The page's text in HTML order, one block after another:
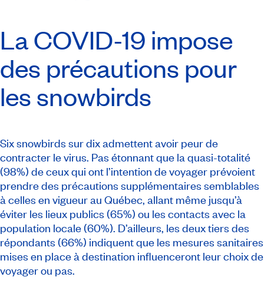
La COVID-19 impose
des précautions pour
lessnowbirds
Sixsnowbirds sur dix admettent avoir peur de
contracter le virus. Pas étonnant que la quasi-totalité
(98%) de ceux qui ont l’intention de voyager prévoient
prendre des précautions supplémentaires semblables
à celles en vigueur au Québec, allant même jusqu’à
éviter les lieux publics (65%) ou les contacts avec la
population locale (60%). D’ailleurs, les deux tiers des
répondants (66%) indiquent que les mesures sanitaires
mises en place à destination influenceront leur choix de
voyager ou pas.